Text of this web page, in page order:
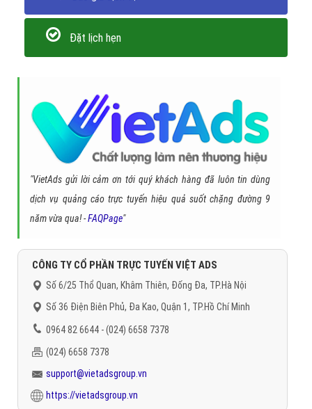
Đặt lịch hẹn
"VietAds gửi lời cảm ơn tới quý khách hàng đã luôn tin dùng
dịch vụ quảng cáo trực tuyến hiệu quả suốt chặng đường 9
năm vừa qua! -FAQPage"
CÔNG TY CỔ PHẦN TRỰC TUYẾN VIỆT ADS
Số 6/25 Thổ Quan, Khâm Thiên, Đống Đa, TP.Hà Nội
Số 36 Điện Biên Phủ, Đa Kao, Quận 1, TP.Hồ Chí Minh
0964 82 6644 - (024) 6658 7378
(024) 6658 7378
support@vietadsgroup.vn
https://vietadsgroup.vn